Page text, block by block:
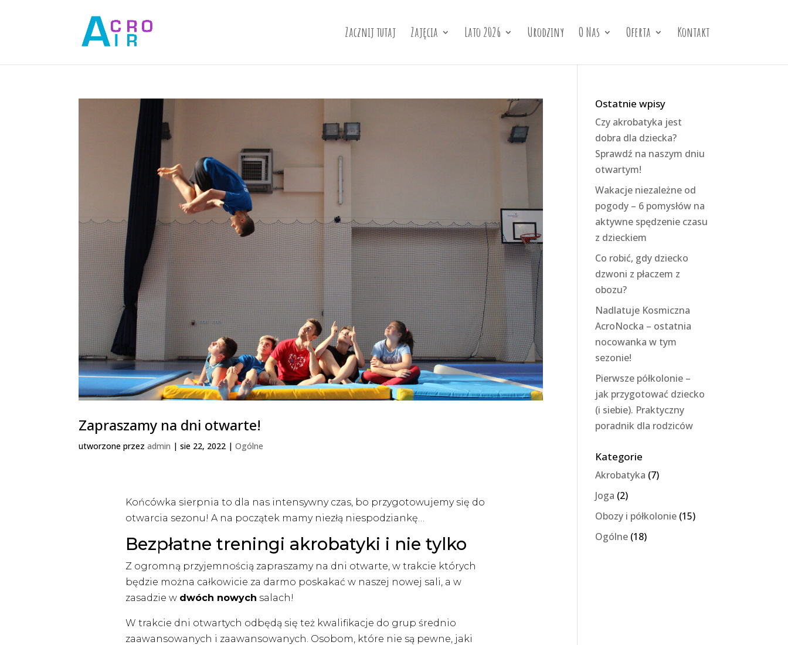
Zacznij tutaj Zajęcia Lato 2026 Urodziny O Nas Oferta Kontakt
Zapraszamy na dni otwarte!
utworzone przezadmin |sie 22, 2022 |Ogólne
Końcówka sierpnia to dla nas intensywny czas, bo przygotowujemy się do
otwarcia sezonu! A na początek mamy niezłą niespodziankę…
Bezpłatne treningi akrobatyki i nie tylko
Z ogromną przyjemnością zapraszamy na dni otwarte, w trakcie których
będzie można całkowicie za darmo poskakać w naszej nowej sali, a w
zasadzie w dwóch nowych salach!
W trakcie dni otwartych odbędą się też kwalifikacje do grup średnio
zaawansowanych i zaawansowanych. Osobom, które nie są pewne, jaki
Ostatnie wpisy
Czy akrobatyka jest
dobra dla dziecka?
Sprawdź na naszym dniu
otwartym!
Wakacje niezależne od
pogody – 6 pomysłów na
aktywne spędzenie czasu
z dzieckiem
Co robić, gdy dziecko
dzwoni z płaczem z
obozu?
Nadlatuje Kosmiczna
AcroNocka – ostatnia
nocowanka w tym
sezonie!
Pierwsze półkolonie –
jak przygotować dziecko
(i siebie). Praktyczny
poradnik dla rodziców
Kategorie
Akrobatyka (7)
Joga (2)
Obozy i półkolonie (15)
Ogólne (18)